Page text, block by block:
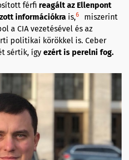
férfi reagált az Ellenpont
információkra is,6
miszerint
a CIA vezetésével és az
politikai körökkel is. Ceber
sértik, így ezért is perelni fog.